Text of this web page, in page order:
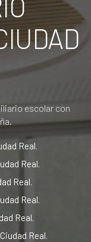
escolar con
Real.
Real.
Real.
Real.
Real.
Real.